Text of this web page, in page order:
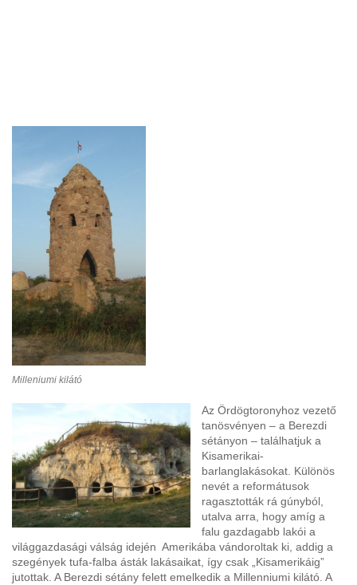
Milleniumi kilátó
Az Ördögtoronyhoz vezető
tanösvényen – a Berezdi
sétányon – találhatjuk a
Kisamerikai-
barlanglakásokat. Különös
nevét a reformátusok
ragasztották rá gúnyból,
utalva arra, hogy amíg a
falu gazdagabb lakói a
világgazdasági válság idején Amerikába vándoroltak ki, addig a
szegények tufa-falba ásták lakásaikat, így csak „Kisamerikáig”
jutottak. A Berezdi sétány felett emelkedik a Millenniumi kilátó. A